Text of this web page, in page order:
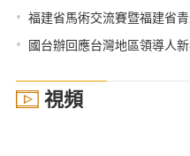
• 福建省馬術交流賽暨福建省
• 國台辦回應台灣地區領導人
視頻